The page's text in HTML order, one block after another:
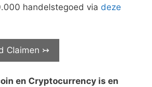
handelstegoed via deze
Claimen ↣
en Cryptocurrency is en